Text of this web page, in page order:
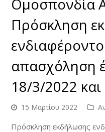
Πρόσκληση
απασχόληση
18/3/2022
15 Μαρτίου 2022
Πρόσκληση εκδήλωσης